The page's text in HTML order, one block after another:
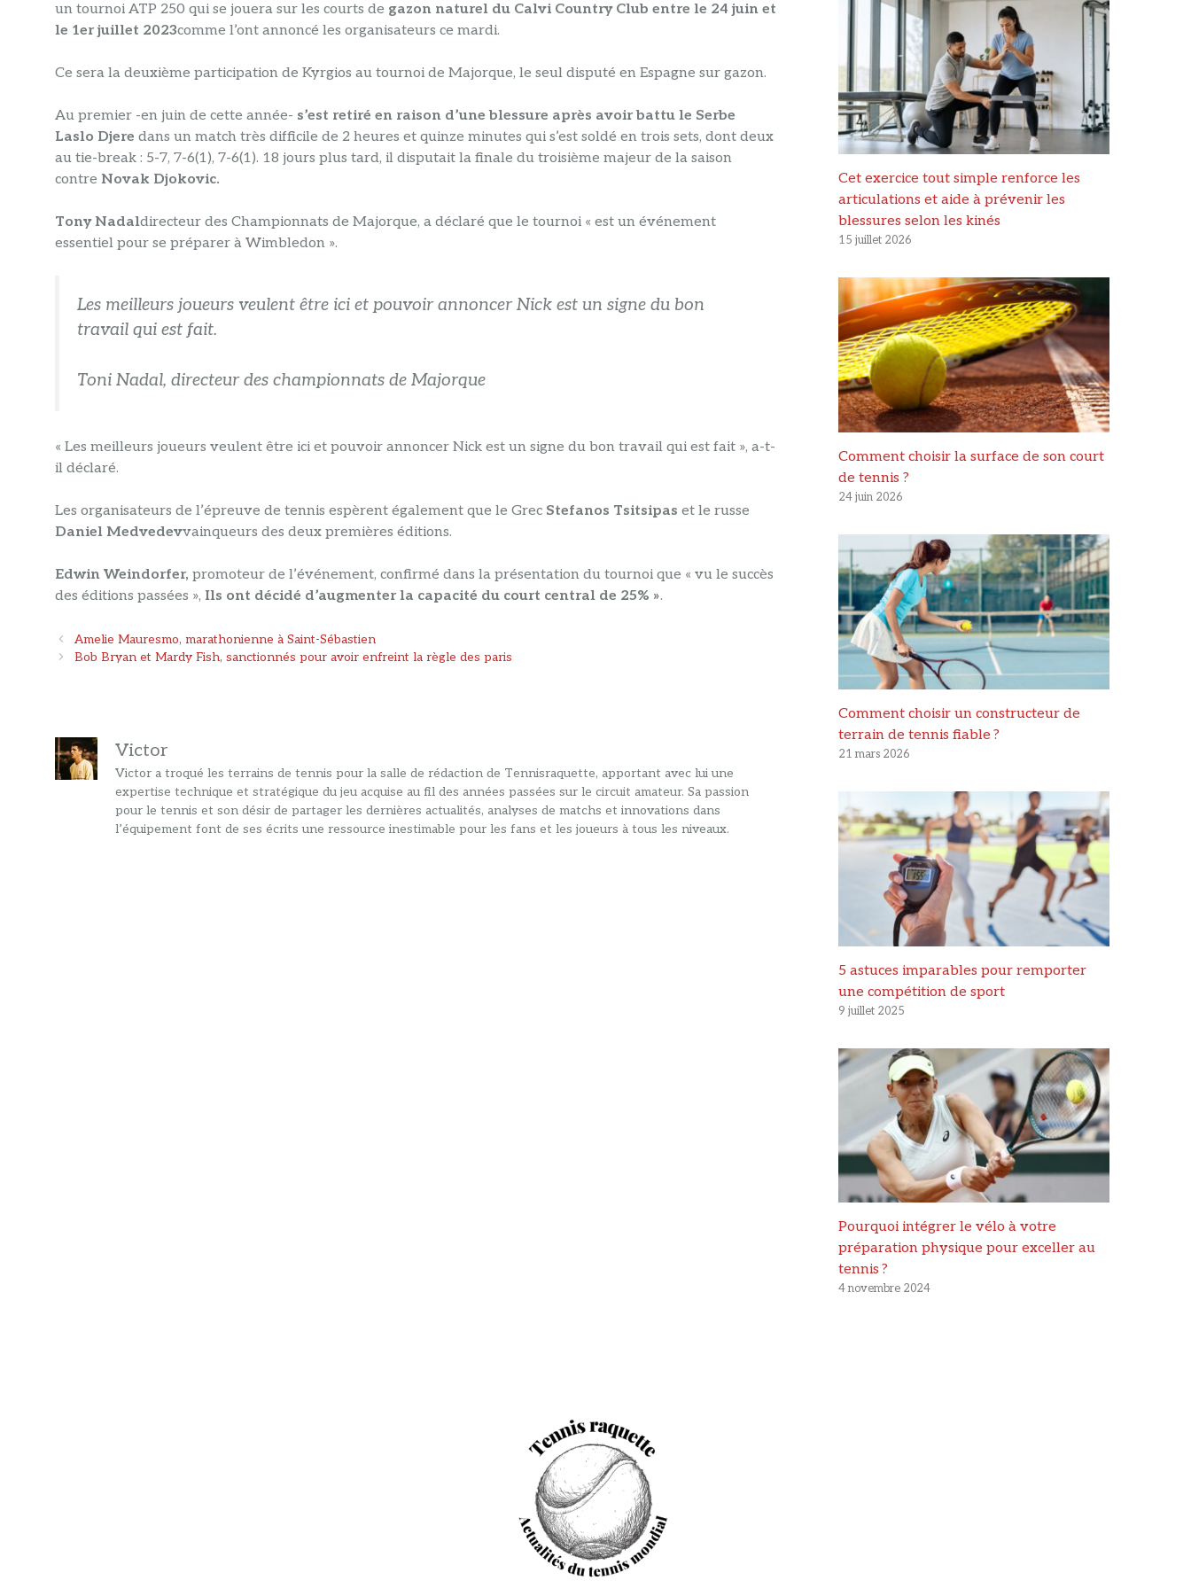
un tournoi ATP 250 qui se jouera sur les courts de gazon naturel du Calvi Country Club entre le 24 juin et
le 1er juillet 2023comme l’ont annoncé les organisateurs ce mardi.
Ce sera la deuxième participation de Kyrgios au tournoi de Majorque, le seul disputé en Espagne sur gazon.
Au premier -en juin de cette année- s’est retiré en raison d’une blessure après avoir battu le Serbe
Laslo Djere dans un match très difficile de 2 heures et quinze minutes qui s’est soldé en trois sets, dont deux
au tie-break : 5-7, 7-6(1), 7-6(1). 18 jours plus tard, il disputait la finale du troisième majeur de la saison
contre Novak Djokovic.
Tony Nadaldirecteur des Championnats de Majorque, a déclaré que le tournoi « est un événement
essentiel pour se préparer à Wimbledon ».
Les meilleurs joueurs veulent être ici et pouvoir annoncer Nick est un signe du bon
travail qui est fait.
Toni Nadal, directeur des championnats de Majorque
« Les meilleurs joueurs veulent être ici et pouvoir annoncer Nick est un signe du bon travail qui est fait », a-t-
il déclaré.
Les organisateurs de l’épreuve de tennis espèrent également que le Grec Stefanos Tsitsipas et le russe
Daniel Medvedevvainqueurs des deux premières éditions.
Edwin Weindorfer, promoteur de l’événement, confirmé dans la présentation du tournoi que « vu le succès
des éditions passées », Ils ont décidé d’augmenter la capacité du court central de 25% ».
Navigation
des
Amelie Mauresmo, marathonienne à Saint-Sébastien
Bob Bryan et Mardy Fish, sanctionnés pour avoir enfreint la règle des paris
Victor
Victor a troqué les terrains de tennis pour la salle de rédaction de Tennisraquette, apportant avec lui une
expertise technique et stratégique du jeu acquise au fil des années passées sur le circuit amateur. Sa passion
pour le tennis et son désir de partager les dernières actualités, analyses de matchs et innovations dans
l’équipement font de ses écrits une ressource inestimable pour les fans et les joueurs à tous les niveaux.
Cet exercice tout simple renforce les
articulations et aide à prévenir les
blessures selon les kinés
15 juillet 2026
Comment choisir la surface de son court
de tennis ?
24 juin 2026
Comment choisir un constructeur de
terrain de tennis fiable ?
21 mars 2026
5 astuces imparables pour remporter
une compétition de sport
9 juillet 2025
Pourquoi intégrer le vélo à votre
préparation physique pour exceller au
tennis ?
4 novembre 2024